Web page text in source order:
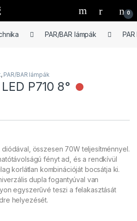
0
PAR/BAR lámpák
, PAR/BAR lámpák
P710 8° Nincs
diódával, összesen 70W teljesítménnyel.
fényt ad, és a rendkívül
korlátlan kombinációját bocsátja ki.
dupla fogantyúval van
egyszerűvé teszi a felakasztását
helyezését.